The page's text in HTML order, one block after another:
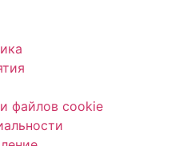
файлов cookie